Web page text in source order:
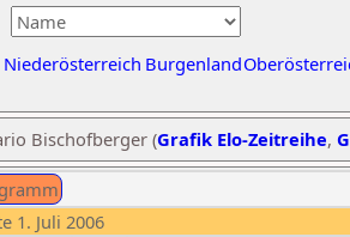
Niederösterreich Burgenland
Bischofberger (Grafik Elo-Zeitreihe,
1. Juli 2006